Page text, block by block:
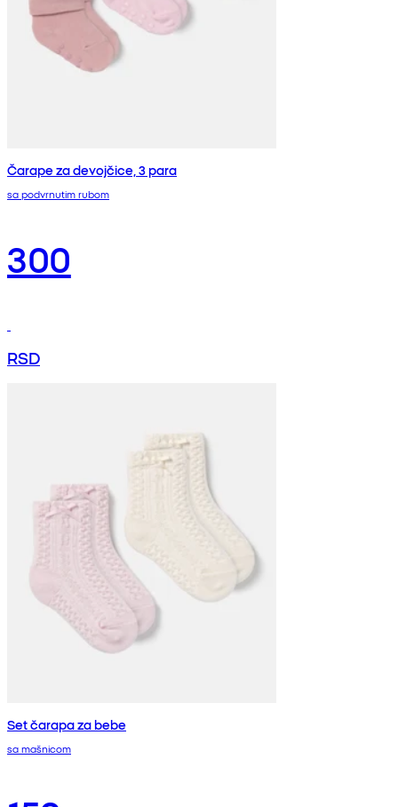
Čarape za devojčice, 3 para
sa podvrnutim rubom
300
RSD
Set čarapa za bebe
sa mašnicom